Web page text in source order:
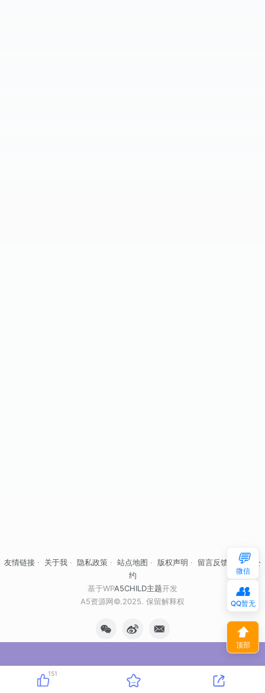
友情链接 · 关于我 · 隐私政策 · 站点地图 · 版权声明 · 留言反馈
自律公
约
基于WPA5CHILD主题开发
A5资源网©.2025. 保留解释权
151
💬
微信
👥
QQ暂无
⬆
顶部